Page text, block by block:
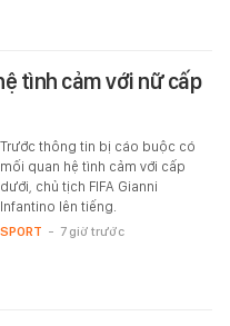
tình cảm với nữ cấp
Trước thông tin bị cáo buộc có
mối quan hệ tình cảm với cấp
dưới, chủ tịch FIFA Gianni
Infantino lên tiếng.
SPORT - 7 giờ trước